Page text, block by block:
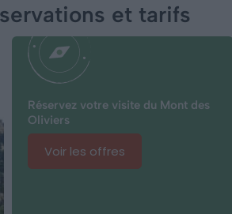
et tarifs
Réservez votre visite du Mont des
Oliviers
Voir les offres